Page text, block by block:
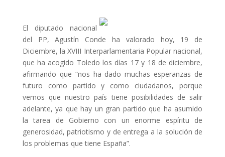
El diputado nacional
del PP, Agustín Conde ha valorado hoy, 19 de
Diciembre, la XVIII Interparlamentaria Popular nacional,
que ha acogido Toledo los días 17 y 18 de diciembre,
afirmando que “nos ha dado muchas esperanzas de
futuro como partido y como ciudadanos, porque
vemos que nuestro país tiene posibilidades de salir
adelante, ya que hay un gran partido que ha asumido
la tarea de Gobierno con un enorme espíritu de
generosidad, patriotismo y de entrega a la solución de
los problemas que tiene España”.